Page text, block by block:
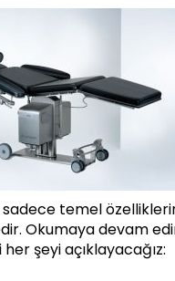
temel
Okumaya devam
şeyi açıklayacağız: